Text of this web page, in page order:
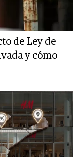
de Ley de
y cómo